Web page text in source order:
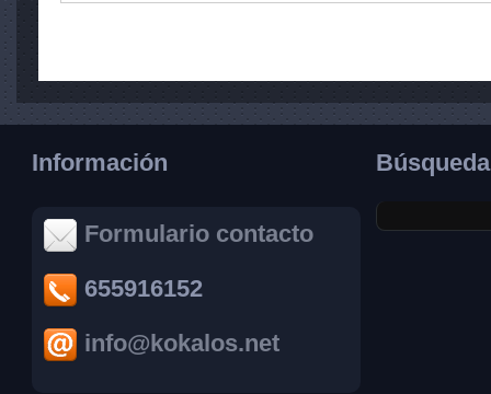
Información
Formulario contacto
655916152
info@kokalos.net
Búsqueda